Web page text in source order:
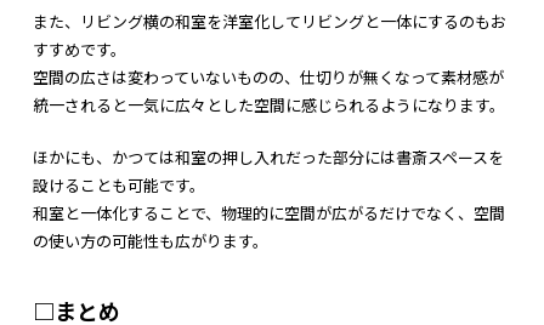
また、リビング横の和室を洋室化してリビングと一体にするのもお
すすめです。
空間の広さは変わっていないものの、仕切りが無くなって素材感が
統一されると一気に広々とした空間に感じられるようになります。
ほかにも、かつては和室の押し入れだった部分には書斎スペースを
設けることも可能です。
和室と一体化することで、物理的に空間が広がるだけでなく、空間
の使い方の可能性も広がります。
□まとめ